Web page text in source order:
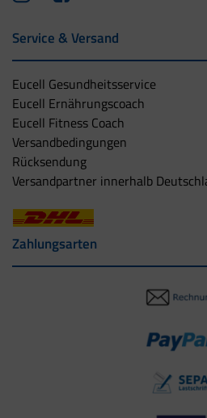
Service & Versand
Eucell Gesundheitsservice
Eucell Ernährungscoach
Eucell Fitness Coach
Versandbedingungen
Rücksendung
Versandpartner innerhalb
Zahlungsarten